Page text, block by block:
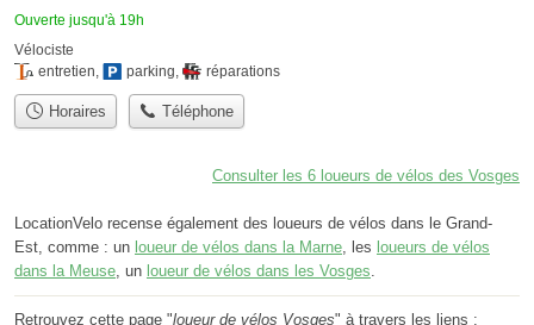
Ouverte jusqu'à 19h
Vélociste
entretien, parking, réparations
Horaires Téléphone
Consulter les 6 loueurs de vélos des Vosges
LocationVelo recense également des loueurs de vélos dans le Grand-
Est, comme : un loueur de vélos dans la Marne , les loueurs de vélos
dans la Meuse , un loueur de vélos dans les Vosges
Retrouvez cette page "loueur de vélos Vosges" à travers les liens :